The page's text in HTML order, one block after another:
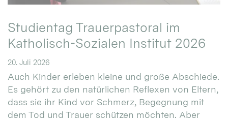
Studientag Trauerpastoral im
Katholisch-Sozialen Institut 2026
20. Juli 2026
Auch Kinder erleben kleine und große Abschiede.
Es gehört zu den natürlichen Reflexen von Eltern,
dass sie ihr Kind vor Schmerz, Begegnung mit
dem Tod und Trauer schützen möchten. Aber